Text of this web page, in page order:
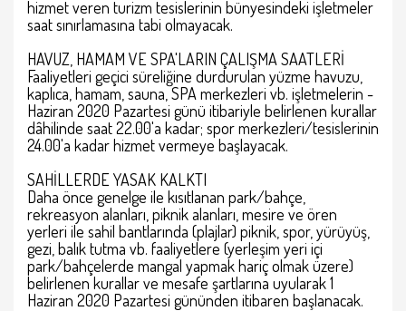
hizmet veren turizm tesislerinin bünyesindeki işletmeler
saat sınırlamasına tabi olmayacak.
HAVUZ, HAMAM VE SPA'LARIN ÇALIŞMA SAATLERİ
Faaliyetleri geçici süreliğine durdurulan yüzme havuzu,
kaplıca, hamam, sauna, SPA merkezleri vb. işletmelerin -
Haziran 2020 Pazartesi günü itibariyle belirlenen kurallar
dâhilinde saat 22.00'a kadar; spor merkezleri/tesislerinin
24.00'a kadar hizmet vermeye başlayacak.
SAHİLLERDE YASAK KALKTI
Daha önce genelge ile kısıtlanan park/bahçe,
rekreasyon alanları, piknik alanları, mesire ve ören
yerleri ile sahil bantlarında (plajlar) piknik, spor, yürüyüş,
gezi, balık tutma vb. faaliyetlere (yerleşim yeri içi
park/bahçelerde mangal yapmak hariç olmak üzere)
belirlenen kurallar ve mesafe şartlarına uyularak 1
Haziran 2020 Pazartesi gününden itibaren başlanacak.